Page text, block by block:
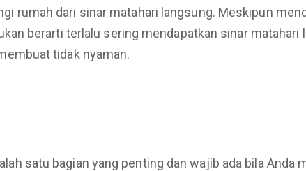
rumah dari sinar matahari langsung. Meskipun
berarti terlalu sering mendapatkan sinar matahari
tidak nyaman.
satu bagian yang penting dan wajib ada bila Anda